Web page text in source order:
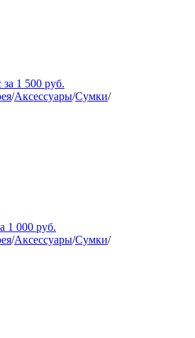
1 500 руб.
/Аксессуары/Сумки/
1 000 руб.
/Аксессуары/Сумки/